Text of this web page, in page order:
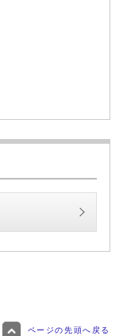
ページの先頭へ戻る